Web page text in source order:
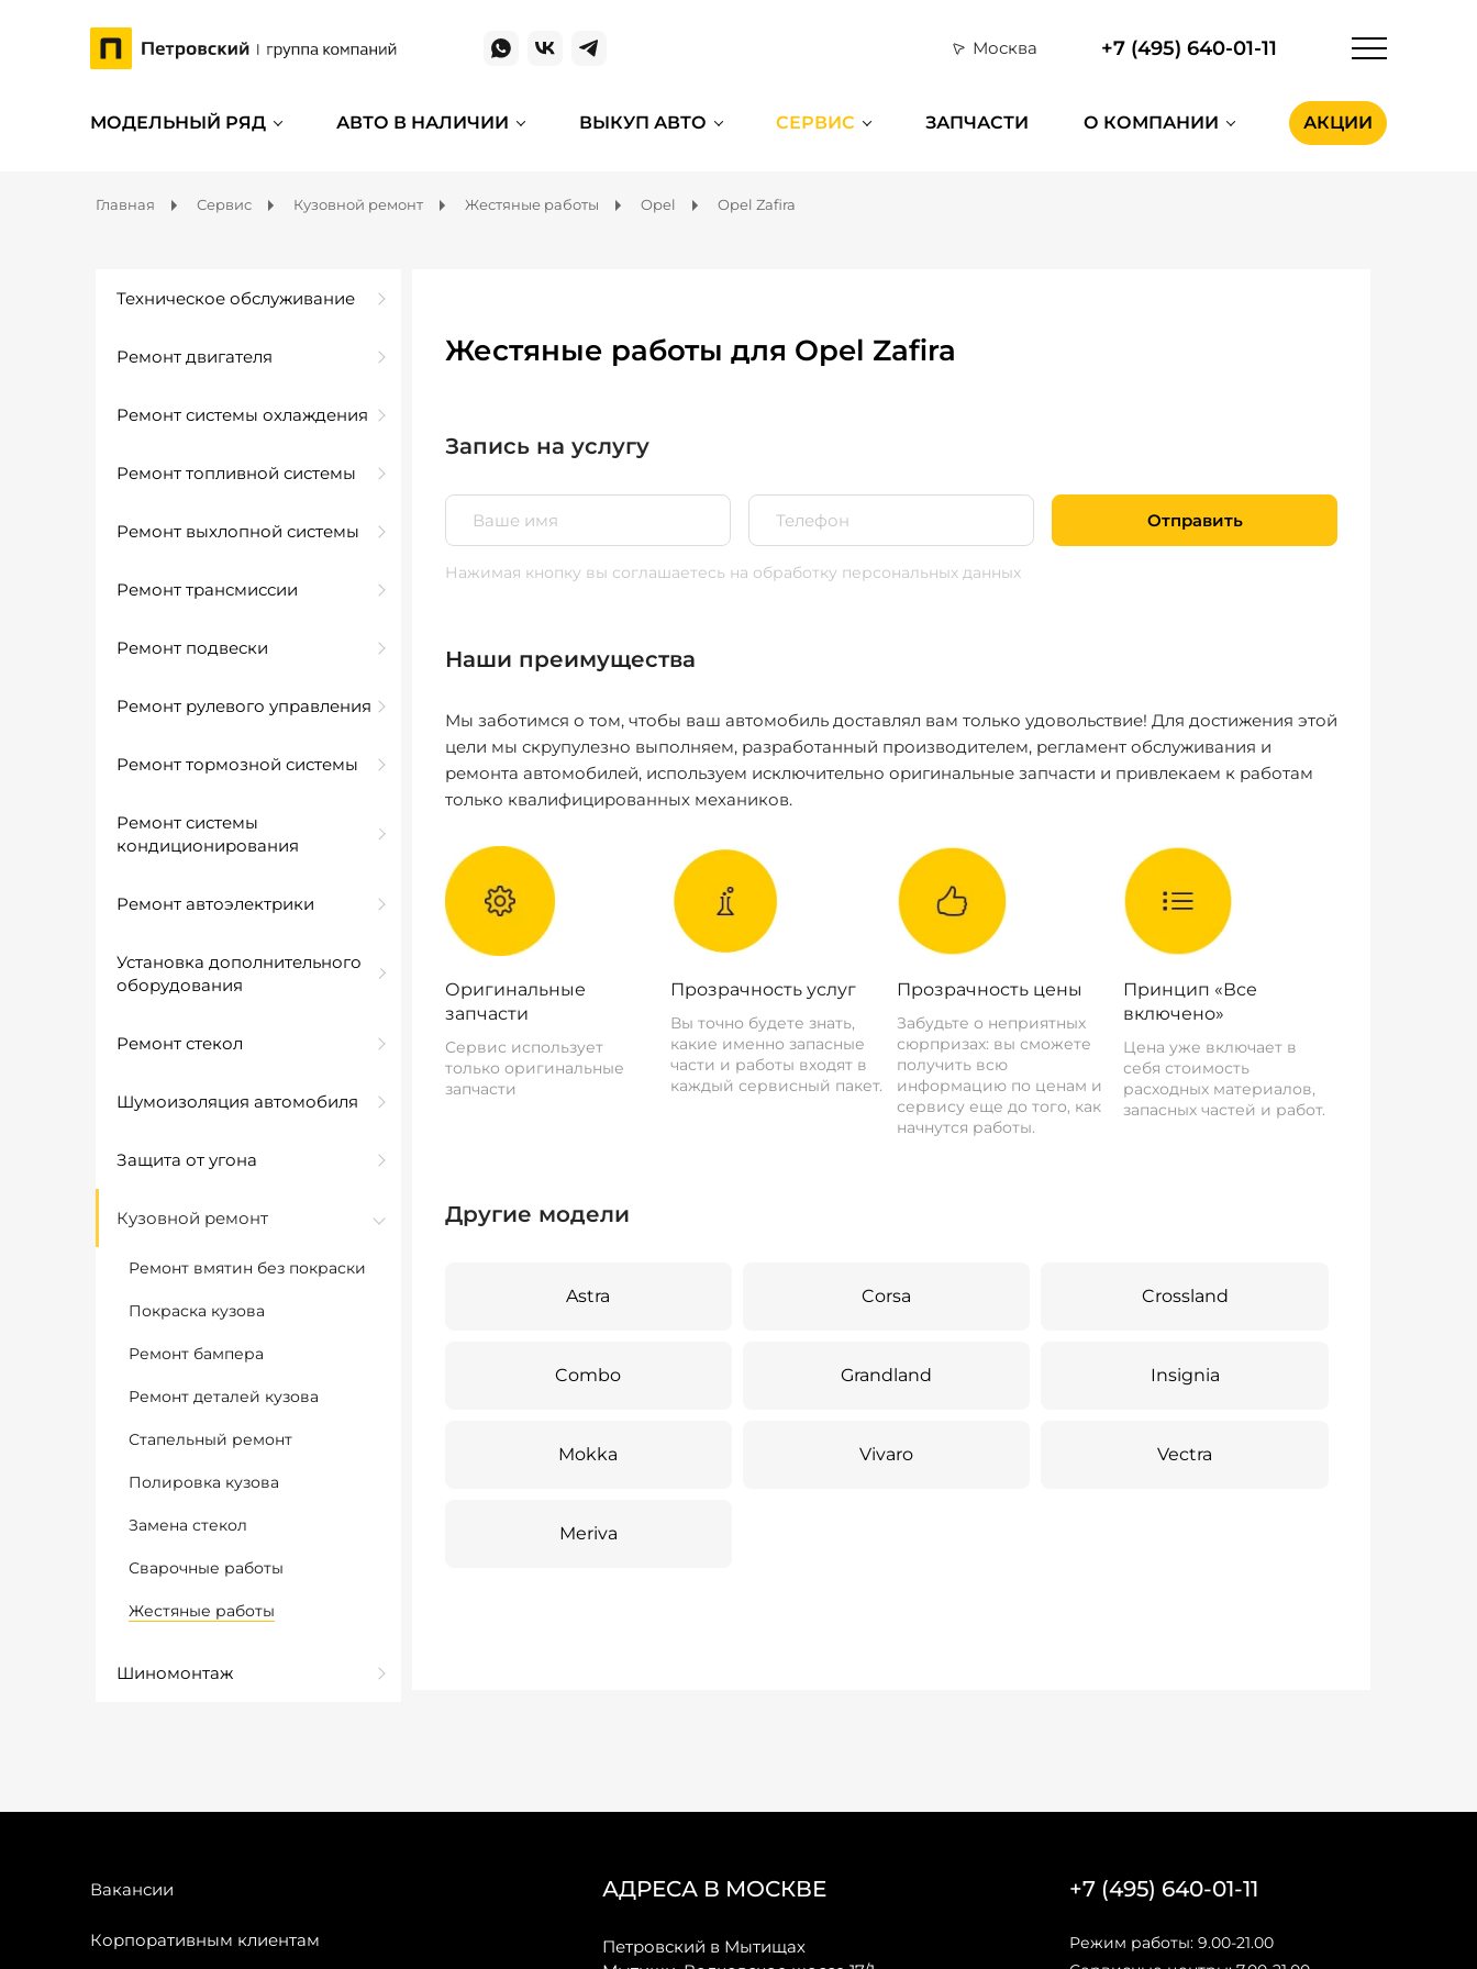
Москва +7 (495) 640-01-11
МОДЕЛЬНЫЙ РЯД АВТО В НАЛИЧИИ ВЫКУП АВТО СЕРВИС ЗАПЧАСТИ О КОМПАНИИ АКЦИИ
Главная Сервис Кузовной ремонт Жестяные работы Opel Opel Zafira
Техническое обслуживание
Ремонт двигателя
Ремонт системы охлаждения
Ремонт топливной системы
Ремонт выхлопной системы
Ремонт трансмиссии
Ремонт подвески
Ремонт рулевого управления
Ремонт тормозной системы
Ремонт системы
кондиционирования
Ремонт автоэлектрики
Установка дополнительного
оборудования
Ремонт стекол
Шумоизоляция автомобиля
Защита от угона
Кузовной ремонт
Ремонт вмятин без покраски
Покраска кузова
Ремонт бампера
Ремонт деталей кузова
Стапельный ремонт
Полировка кузова
Замена стекол
Сварочные работы
Жестяные работы
Шиномонтаж
Жестяные работы для Opel Zafira
Запись на услугу
Отправить
Нажимая кнопку вы соглашаетесь на обработку персональных данных
Наши преимущества
Мы заботимся о том, чтобы ваш автомобиль доставлял вам только удовольствие! Для достижения этой
цели мы скрупулезно выполняем, разработанный производителем, регламент обслуживания и
ремонта автомобилей, используем исключительно оригинальные запчасти и привлекаем к работам
только квалифицированных механиков.
Оригинальные
запчасти
Сервис использует
только оригинальные
запчасти
Прозрачность услуг
Вы точно будете знать,
какие именно запасные
части и работы входят в
каждый сервисный пакет.
Прозрачность цены
Забудьте о неприятных
сюрпризах: вы сможете
получить всю
информацию по ценам и
сервису еще до того, как
начнутся работы.
Принцип «Все
включено»
Цена уже включает в
себя стоимость
расходных материалов,
запасных частей и работ.
Другие модели
Astra Corsa Crossland
Combo Grandland Insignia
Mokka Vivaro Vectra
Meriva
Вакансии
Корпоративным клиентам
АДРЕСА В МОСКВЕ
Петровский в Мытищах
+7 (495) 640-01-11
Режим работы: 9.00-21.00